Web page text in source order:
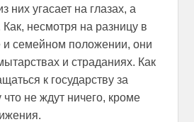
них угасает на глазах, а
несмотря на разницу в
и семейном положении, они
и страданиях. Как
к государству за
не ждут ничего, кроме